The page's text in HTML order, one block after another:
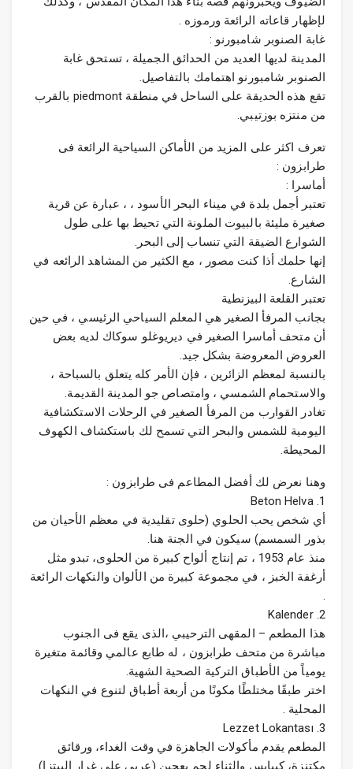
لإظهار قاعاته الرائعة ورموزه .
غابة الصنوبر شامبورنو :
المدينة لديها العديد من الحدائق الجميلة ، تستحق غابة
الصنوبر شامبورنو اهتمامك بالتفاصيل.
تقع هذه الحديقة على الساحل في منطقة piedmont بالقرب
من منتزه بوزتيبي.
تعرف اكثر على المزيد من الأماكن السياحية الرائعة فى
طرابزون :
أماسرا :
تعتبر أجمل بلدة في ميناء البحر الأسود ، ، عبارة عن قرية
صغيرة مليئة بالبيوت الملونة التي تحيط بها على طول
الشوارع الضيقة التي تنساب إلى البحر.
إنها حلمك أذا كنت مصور ، مع الكثير من المشاهد الرائعه في
الشارع.
تعتبر القلعة البيزنطية
بجانب المرفأ الصغير هي المعلم السياحي الرئيسي ، في حين
أن متحف أماسرا الصغير في ديريوغلو سوكاك لديه بعض
العروض المعروضة بشكل جيد.
بالنسبة لمعظم الزائرين ، فإن الأمر كله يتعلق بالسباحة ،
والاستحمام الشمسي ، وامتصاص جو المدينة القديمة.
تغادر القوارب من المرفأ الصغير في الرحلات الاستكشافية
اليومية للشمس والبحر التي تسمح لك باستكشاف الكهوف
المحيطة.
وهنا نعرض لك أفضل المطاعم فى طرابزون :
1. Beton Helva
أي شخص يحب الحلوي (حلوى تقليدية في معظم الأحيان من
بذور السمسم) سيكون في الجنة هنا.
منذ عام 1953 ، تم إنتاج ألواح كبيرة من الحلوى، تبدو مثل
أرغفة الخبز ، في مجموعة كبيرة من الألوان والنكهات الرائعة
2. Kalender
هذا المطعم – المقهى الترحيبي ،الذى يقع فى الجنوب
مباشرة من متحف طرابزون ، له طابع عالمي وقائمة متغيرة
يومياً من الأطباق التركية الصحية الشهية.
اختر طبقًا مختلطًا مكونًا من أربعة أطباق لتنوع في النكهات
المحلية .
3. Lezzet Lokantası
المطعم يقدم مأكولات الجاهزة في وقت الغداء، ورقائق
مكتنزة، كيبابس والثناء لحم بعجين (عربي على غرار البيتزا).